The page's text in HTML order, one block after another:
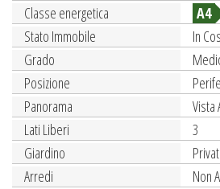
Classe energetica
A4
Stato Immobile
In
Grado
Posizione
Panorama
Vista
Lati Liberi
3
Giardino
Arredi
Non